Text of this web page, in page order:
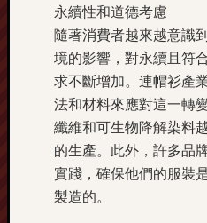
永續性和道德考慮
隨著消費者越來越意識
境的影響，對永續且符
求不斷增加。連帽衫產
法和材料來應對這一轉
纖維和可生物降解染料
的生產。此外，許多品
實踐，確保他們的服裝
製造的。